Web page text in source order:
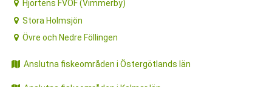
Hjortens FVOF (Vimmerby)
Stora Holmsjön
Övre och Nedre Föllingen
Anslutna fiskeområden i Östergötlands län